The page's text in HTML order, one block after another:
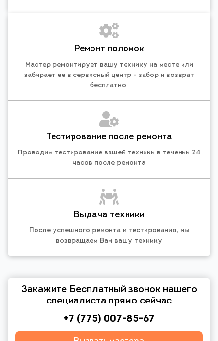
Ремонт поломок
Мастер ремонтирует вашу технику на месте или
забирает ее в сервисный центр - забор и возврат
бесплатно!
Тестирование после ремонта
Проводим тестирование вашей техники в течении 24
часов после ремонта
Выдача техники
После успешного ремонта и тестирования, мы
возвращаем Вам вашу технику
Закажите Бесплатный звонок нашего
специалиста прямо сейчас
+7 (775) 007-85-67